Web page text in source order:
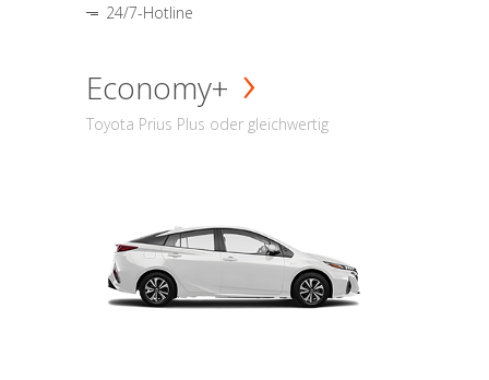
24/7-Hotline
Economy+
Toyota Prius Plus oder gleichwertig